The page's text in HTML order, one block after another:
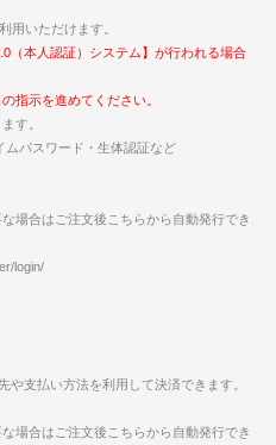
用いただけます。
（本人認証）システム】が行われる場合
指示を進めてください。
す。
ムパスワード・生体認証など
場合はご注文後こちらから自動発行でき
login/
支払い方法を利用して決済できます。
場合はご注文後こちらから自動発行でき